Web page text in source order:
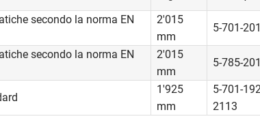
secondo la norma EN
2'015
mm
5-701-
secondo la norma EN
2'015
mm
5-785-
1'925
mm
5-701-
2113